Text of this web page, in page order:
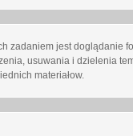
zadaniem jest
usuwania i dzielenia
materiałow.